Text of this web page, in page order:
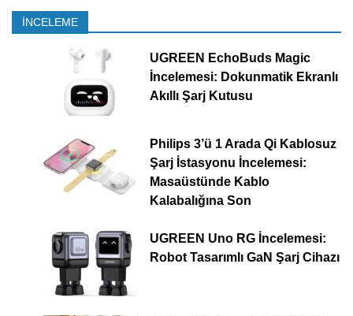
İNCELEME
UGREEN EchoBuds Magic
İncelemesi: Dokunmatik Ekranlı
Akıllı Şarj Kutusu
Philips 3’ü 1 Arada Qi Kablosuz
Şarj İstasyonu İncelemesi:
Masaüstünde Kablo
Kalabalığına Son
UGREEN Uno RG İncelemesi:
Robot Tasarımlı GaN Şarj Cihazı